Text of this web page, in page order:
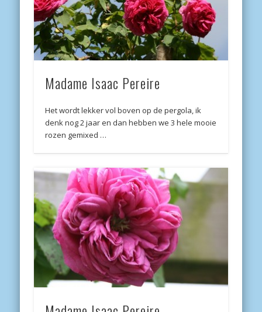
Madame Isaac Pereire
Het wordt lekker vol boven op de pergola, ik
denk nog 2 jaar en dan hebben we 3 hele mooie
rozen gemixed …